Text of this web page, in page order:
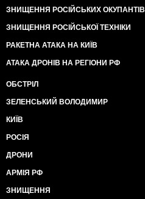
ЗНИЩЕННЯ РОСІЙСЬКИХ ОКУПАНТІВ
ЗНИЩЕННЯ РОСІЙСЬКОЇ ТЕХНІКИ
РАКЕТНА АТАКА НА КИЇВ
АТАКА ДРОНІВ НА РЕГІОНИ РФ
ОБСТРІЛ
ЗЕЛЕНСЬКИЙ ВОЛОДИМИР
КИЇВ
РОСІЯ
ДРОНИ
АРМІЯ РФ
ЗНИЩЕННЯ